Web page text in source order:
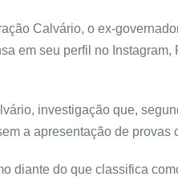
Calvário, o ex-
em seu perfil no Instagram,
investigação que,
a apresentação de provas
diante do que classifica